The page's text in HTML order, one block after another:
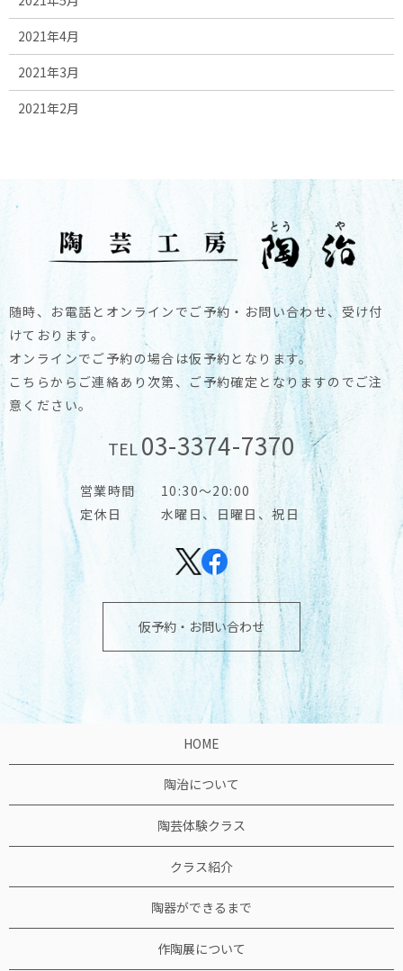
2021年4月
2021年3月
2021年2月
随時、お電話とオンラインでご予約・お問い合わせ、受け付
けております。
オンラインでご予約の場合は仮予約となります。
こちらからご連絡あり次第、ご予約確定となりますのでご注
意ください。
TEL03-3374-7370
営業時間
10:30～20:00
定休日
水曜日、日曜日、祝日
仮予約・お問い合わせ
HOME
陶治について
陶芸体験クラス
クラス紹介
陶器ができるまで
作陶展について